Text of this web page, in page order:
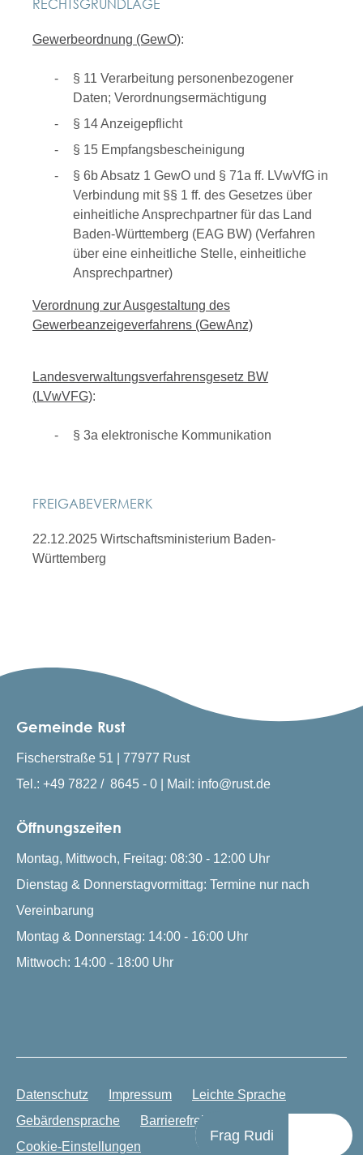
RECHTSGRUNDLAGE
Gewerbeordnung (GewO):
§ 11 Verarbeitung personenbezogener
Daten; Verordnungsermächtigung
§ 14 Anzeigepflicht
§ 15 Empfangsbescheinigung
§ 6b Absatz 1 GewO und § 71a ff. LVwVfG in
Verbindung mit §§ 1 ff. des Gesetzes über
einheitliche Ansprechpartner für das Land
Baden-Württemberg (EAG BW) (Verfahren
über eine einheitliche Stelle, einheitliche
Ansprechpartner)
Verordnung zur Ausgestaltung des
Gewerbeanzeigeverfahrens (GewAnz)
Landesverwaltungsverfahrensgesetz BW
(LVwVFG):
§ 3a elektronische Kommunikation
FREIGABEVERMERK
22.12.2025 Wirtschaftsministerium Baden-
Württemberg
Gemeinde Rust
Fischerstraße 51 | 77977 Rust
Tel.: +49 7822 / 8645 - 0 | Mail: info@rust.de
Öffnungszeiten
Montag, Mittwoch, Freitag: 08:30 - 12:00 Uhr
Dienstag & Donnerstagvormittag: Termine nur nach
Vereinbarung
Montag & Donnerstag: 14:00 - 16:00 Uhr
Mittwoch: 14:00 - 18:00 Uhr
Frag Rudi
Datenschutz Impressum
Leichte Sprache
Gebärdensprache
Barrierefreiheit
Cookie-Einstellungen